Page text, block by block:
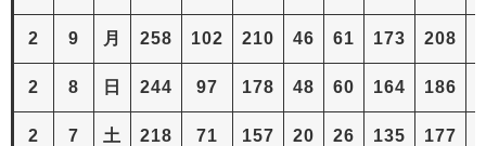
2 9 月 258 102 210 46 61 173 208
2 8 日 244 97 178 48 60 164 186
2 7 土 218 71 157 20 26 135 177